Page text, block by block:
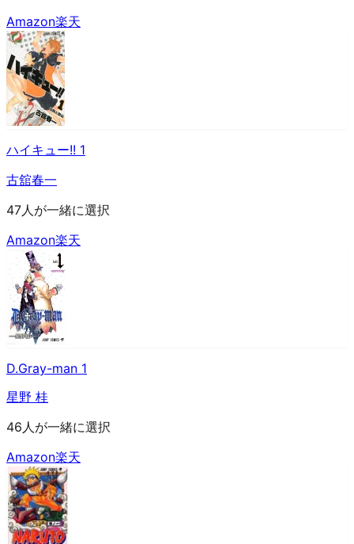
Amazon楽天
ハイキュー!! 1
古舘春一
47人が一緒に選択
Amazon楽天
D.Gray-man 1
星野 桂
46人が一緒に選択
Amazon楽天